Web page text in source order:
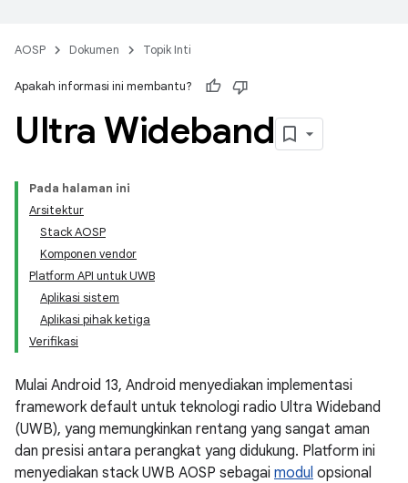
AOSP Dokumen Topik Inti
Apakah informasi ini membantu?
Ultra Wideband
Pada halaman ini
Arsitektur
Stack AOSP
Komponen vendor
Platform API untuk UWB
Aplikasi sistem
Aplikasi pihak ketiga
Verifikasi
Mulai Android 13, Android menyediakan implementasi
framework default untuk teknologi radio Ultra Wideband
(UWB), yang memungkinkan rentang yang sangat aman
dan presisi antara perangkat yang didukung. Platform ini
menyediakan stack UWB AOSP sebagai modul opsional